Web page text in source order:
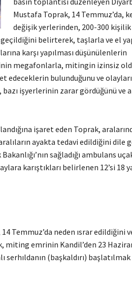
Mustafa Toprak, 14 Temmuz’da,
değişik yerlerinden, 200-300
belirterek, taşlarla ve el
karşı yapılması düşünülenlerin
megafonlarla, mitingin izinsiz
edeceklerin bulunduğunu ve
işyerlerinin zarar gördüğünü ve
işaret eden Toprak,
ayakta tedavi edildiğini dile
sağladığı ambulans
karıştıkları belirlenen 12’si 18
Temmuz’da neden ısrar edildiğini
emrinin Kandil’den 23
serhıldanın (başkaldırı) başlatılmak